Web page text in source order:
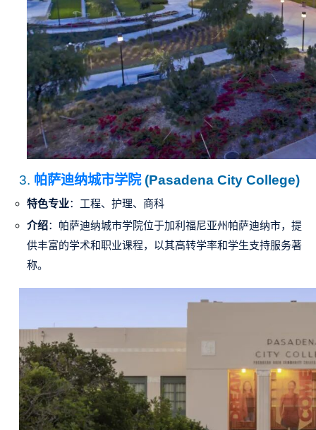
3. 帕萨迪纳城市学院(Pasadena City College)
特色专业：工程、护理、商科
介绍：帕萨迪纳城市学院位于加利福尼亚州帕萨迪纳市，提
供丰富的学术和职业课程，以其高转学率和学生支持服务著
称。